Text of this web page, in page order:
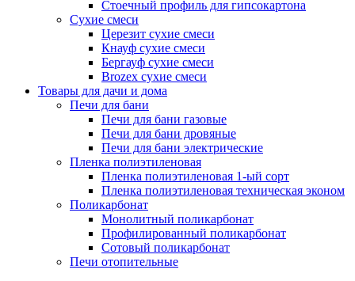
Стоечный профиль для гипсокартона
Сухие смеси
Церезит сухие смеси
Кнауф сухие смеси
Бергауф сухие смеси
Brozex сухие смеси
Товары для дачи и дома
Печи для бани
Печи для бани газовые
Печи для бани дровяные
Печи для бани электрические
Пленка полиэтиленовая
Пленка полиэтиленовая 1-ый сорт
Пленка полиэтиленовая техническая эконом
Поликарбонат
Монолитный поликарбонат
Профилированный поликарбонат
Сотовый поликарбонат
Печи отопительные